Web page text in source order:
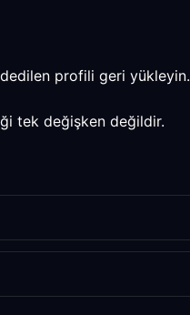
profili geri yükleyin.
tek değişken değildir.